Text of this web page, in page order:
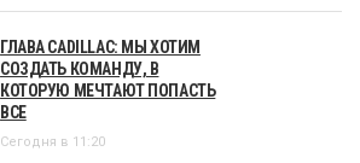
ГЛАВА CADILLAC: МЫ ХОТИМ
СОЗДАТЬ КОМАНДУ, В
КОТОРУЮ МЕЧТАЮТ ПОПАСТЬ
ВСЕ
Сегодня в 11:20